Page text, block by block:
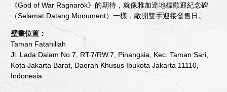
《God of War Ragnarök》的期待，就像雅加達地標歡迎紀念碑
（Selamat Datang Monument）一樣，敞開雙手迎接發售日。
壁畫位置：
Taman Fatahillah
Jl. Lada Dalam No.7, RT.7/RW.7, Pinangsia, Kec. Taman Sari,
Kota Jakarta Barat, Daerah Khusus Ibukota Jakarta 11110,
Indonesia